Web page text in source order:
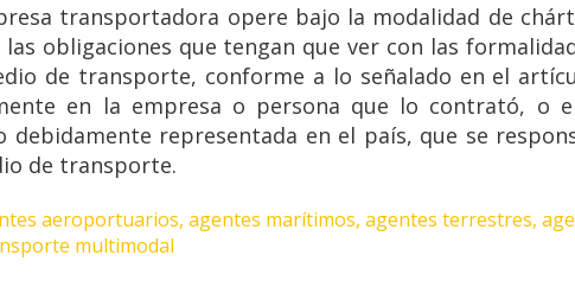
transportadora opere bajo la modalidad de
obligaciones que tengan que ver con las
de transporte, conforme a lo señalado en el
en la empresa o persona que lo contrató, o
representada en el país, que se
de transporte.
aeroportuarios, agentes marítimos, agentes terrestres,
multimodal